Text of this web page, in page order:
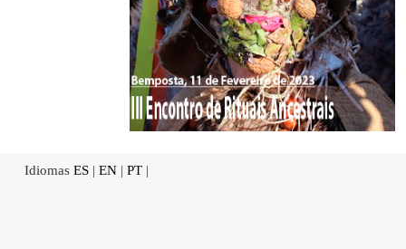
Idiomas ES | EN | PT |